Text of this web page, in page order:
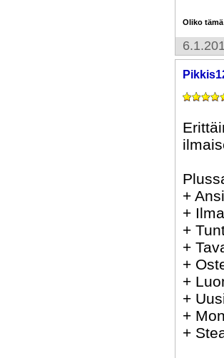
Oliko
+
+
+
+
+
+
+
+
+